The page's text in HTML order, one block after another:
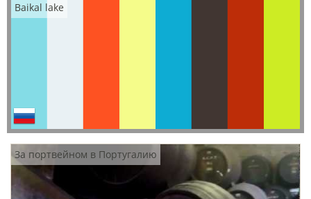
Baikal lake
За портвейном в Португалию